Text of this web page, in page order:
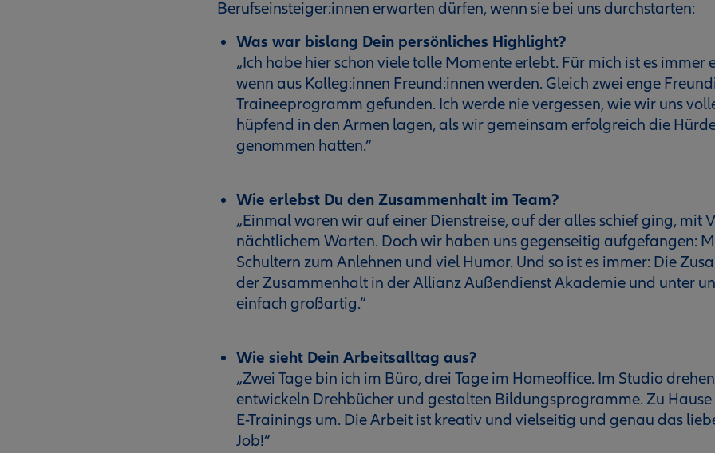
Berufseinsteiger:innen erwarten dürfen, wenn sie bei uns durchstarten:
Was war bislang Dein persönliches Highlight?
„Ich habe hier schon viele tolle Momente erlebt. Für mich ist es immer
wenn aus Kolleg:innen Freund:innen werden. Gleich zwei enge
Traineeprogramm gefunden. Ich werde nie vergessen, wie wir uns
hüpfend in den Armen lagen, als wir gemeinsam erfolgreich die
genommen hatten.“
Wie erlebst Du den Zusammenhalt im Team?
„Einmal waren wir auf einer Dienstreise, auf der alles schief ging, mit
nächtlichem Warten. Doch wir haben uns gegenseitig aufgefangen:
Schultern zum Anlehnen und viel Humor. Und so ist es immer: Die
der Zusammenhalt in der Allianz Außendienst Akademie und unter
einfach großartig.“
Wie sieht Dein Arbeitsalltag aus?
„Zwei Tage bin ich im Büro, drei Tage im Homeoffice. Im Studio
entwickeln Drehbücher und gestalten Bildungsprogramme. Zu Hause
E-Trainings um. Die Arbeit ist kreativ und vielseitig und genau das
Job!“